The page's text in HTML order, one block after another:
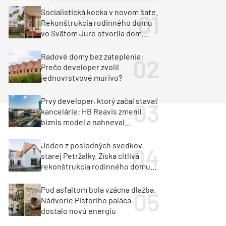
Klimatizácia a vetranie
Milan Murcka
Socialistická kocka v novom šate.
Rekonštrukcia rodinného domu
vo Svätom Jure otvorila dom
Radové domy bez zateplenia:
Prečo developer zvolil
jednovrstvové murivo?
Prvý developer, ktorý začal stavať
kancelárie: HB Reavis zmenil
biznis model a nahneval
Jeden z posledných svedkov
starej Petržalky. Získa citlivá
rekonštrukcia rodinného domu
Pod asfaltom bola vzácna dlažba.
Nádvorie Pistoriho paláca
dostalo novú energiu